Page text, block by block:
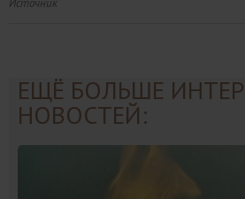
ЕЩЁ БОЛЬШЕ
НОВОСТЕЙ: